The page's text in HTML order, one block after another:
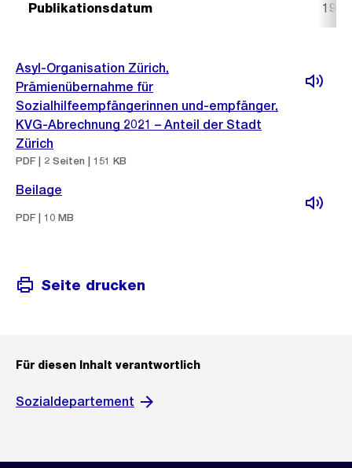
Publikationsdatum 19.
Asyl-Organisation Zürich,
Prämienübernahme für
Sozialhilfeempfängerinnen und-empfänger,
KVG-Abrechnung 2021 – Anteil der Stadt
Zürich
PDF | 2 Seiten | 151 KB
Beilage
PDF | 10 MB
Seite drucken
Für diesen Inhalt verantwortlich
Sozialdepartement